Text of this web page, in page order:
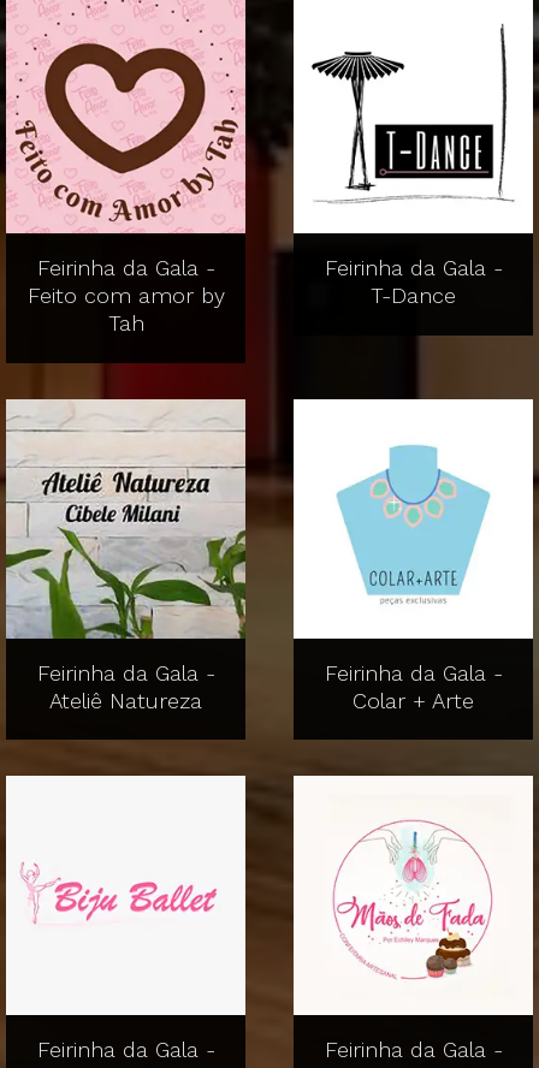
Feirinha da Gala -
Feito com amor by
Tah
Feirinha da Gala -
T-Dance
Feirinha da Gala -
Ateliê Natureza
Feirinha da Gala -
Colar + Arte
Feirinha da Gala -
Feirinha da Gala -